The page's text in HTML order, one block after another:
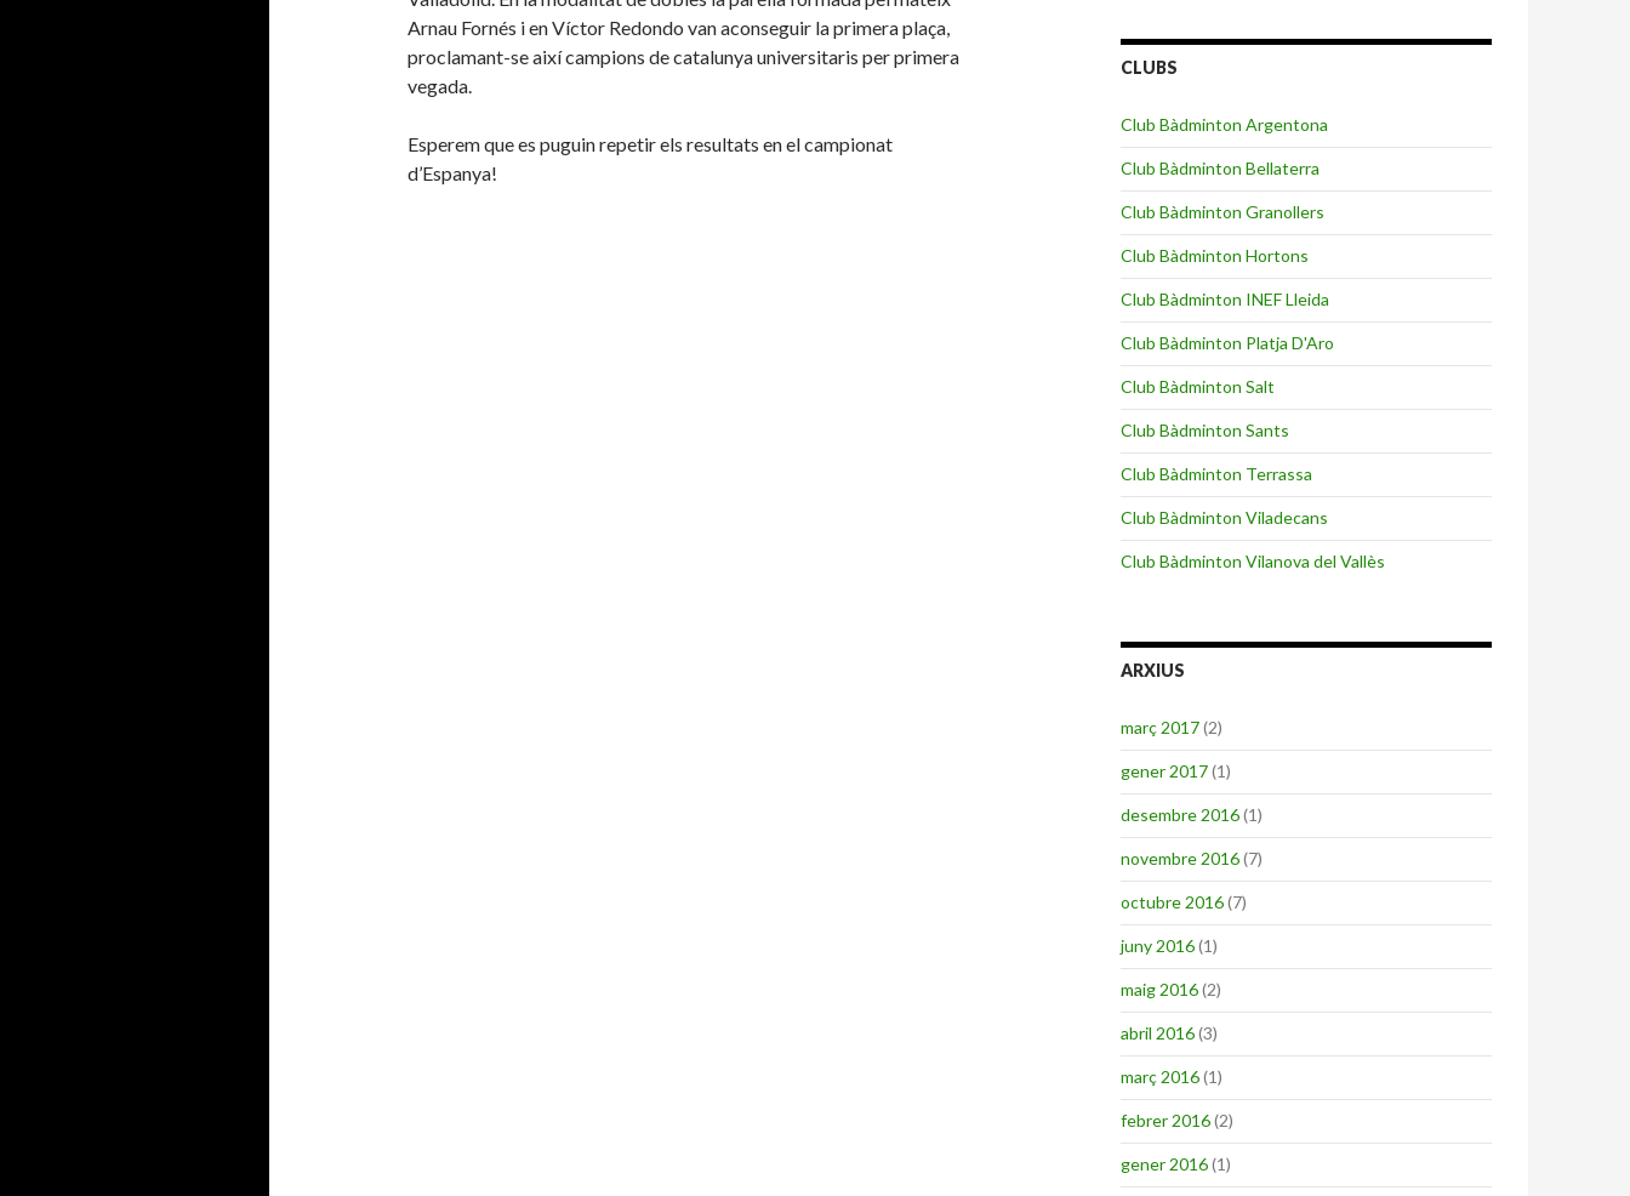
Arnau Fornés i en Víctor Redondo van aconseguir la primera plaça,
proclamant-se així campions de catalunya universitaris per primera
vegada.
Esperem que es puguin repetir els resultats en el campionat
d’Espanya!
CLUBS
Club Bàdminton Argentona
Club Bàdminton Bellaterra
Club Bàdminton Granollers
Club Bàdminton Hortons
Club Bàdminton INEF Lleida
Club Bàdminton Platja D'Aro
Club Bàdminton Salt
Club Bàdminton Sants
Club Bàdminton Terrassa
Club Bàdminton Viladecans
Club Bàdminton Vilanova del Vallès
ARXIUS
març 2017(2)
gener 2017(1)
desembre 2016(1)
novembre 2016(7)
octubre 2016(7)
juny 2016(1)
maig 2016(2)
abril 2016(3)
març 2016(1)
febrer 2016(2)
gener 2016(1)